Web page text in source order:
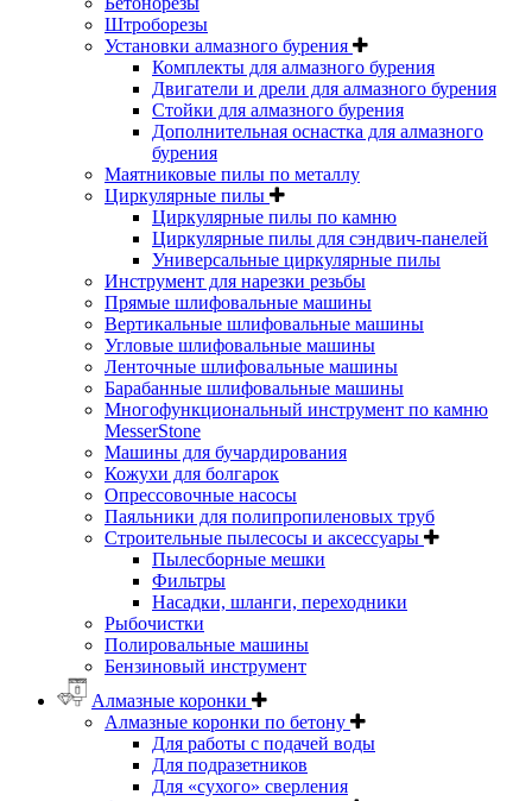
Штроборезы
Установки алмазного бурения
Комплекты для алмазного бурения
Двигатели и дрели для алмазного бурения
Стойки для алмазного бурения
Дополнительная оснастка для алмазного
бурения
Маятниковые пилы по металлу
Циркулярные пилы
Циркулярные пилы по камню
Циркулярные пилы для сэндвич-панелей
Универсальные циркулярные пилы
Инструмент для нарезки резьбы
Прямые шлифовальные машины
Вертикальные шлифовальные машины
Угловые шлифовальные машины
Ленточные шлифовальные машины
Барабанные шлифовальные машины
Многофункциональный инструмент по камню
MesserStone
Машины для бучардирования
Кожухи для болгарок
Опрессовочные насосы
Паяльники для полипропиленовых труб
Строительные пылесосы и аксессуары
Пылесборные мешки
Фильтры
Насадки, шланги, переходники
Рыбочистки
Полировальные машины
Бензиновый инструмент
Алмазные коронки
Алмазные коронки по бетону
Для работы с подачей воды
Для подразетников
Для «сухого» сверления